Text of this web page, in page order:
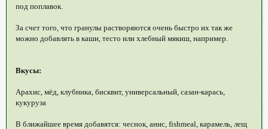
под поплавок.
За счет того, что гранулы растворяются очень быстро их так же
можно добавлять в каши, тесто или хлебный мякиш, например.
Вкусы:
Арахис, мёд, клубника, бисквит, универсальный, сазан-карась,
кукуруза
В ближайшее время добавятся: чеснок, анис, fishmeal, карамель, лещ